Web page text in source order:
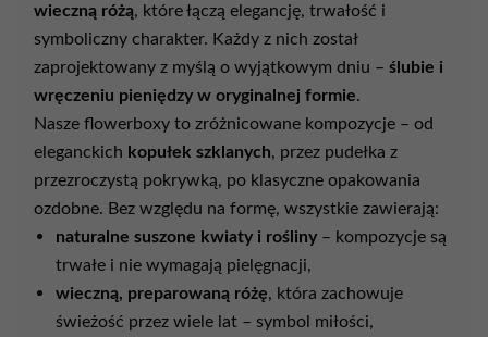
wieczną różą, którełączą elegancję, trwałość i
symboliczny charakter. Każdy z nich został
zaprojektowany z myślą o wyjątkowym dniu – ślubie i
wręczeniu pieniędzy w oryginalnej formie.
Nasze flowerboxy to zróżnicowane kompozycje – od
eleganckich kopułek szklanych, przez pudełka z
przezroczystą pokrywką, po klasyczne opakowania
ozdobne. Bez względu na formę, wszystkie zawierają:
naturalne suszone kwiaty i rośliny – kompozycje są
trwałe i nie wymagają pielęgnacji,
wieczną, preparowaną różę, która zachowuje
świeżość przez wiele lat – symbol miłości,